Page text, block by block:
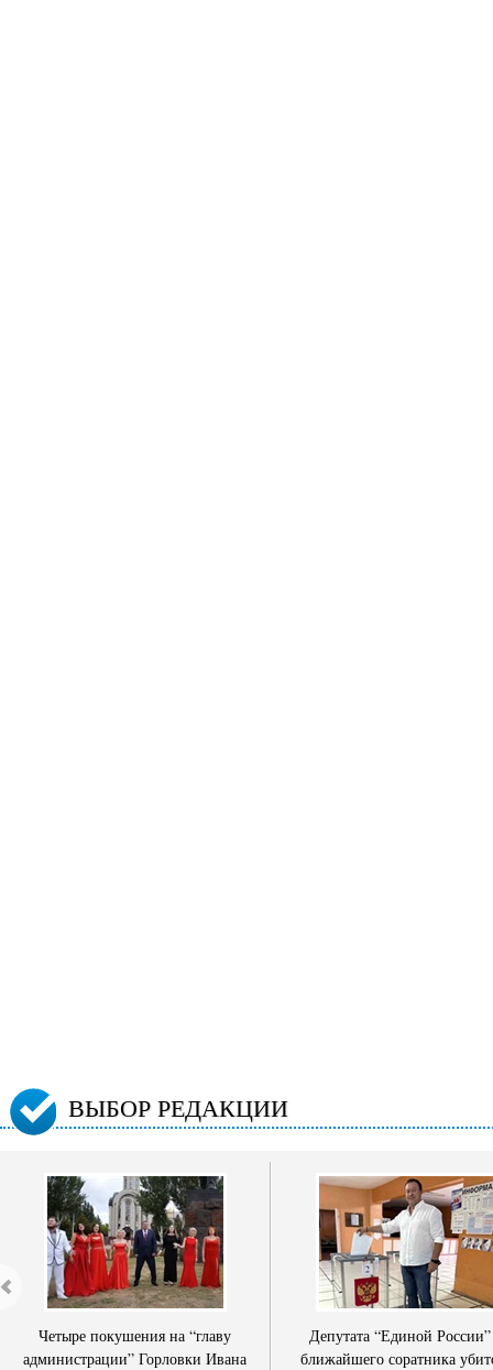
ВЫБОР РЕДАКЦИИ
Четыре покушения на “главу
администрации” Горловки Ивана
Депутата “Единой
ближайшего соратника